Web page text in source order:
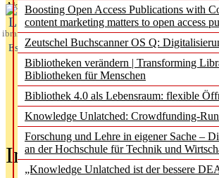
Boosting Open Access Publications with
content marketing matters to open access
Zeutschel Buchscanner OS Q:
Bibliotheken verändern | Transforming
Bibliotheken für Menschen
Bibliothek 4.0 als Lebensraum: flexible
Knowledge Unlatched: Crowdfunding-
Forschung und Lehre in eigener Sache –
an der Hochschule für Technik und
„Knowledge Unlatched ist der bessere
Aktuelles aus
L
ibrary
Essentials
In der Ausgabe06/